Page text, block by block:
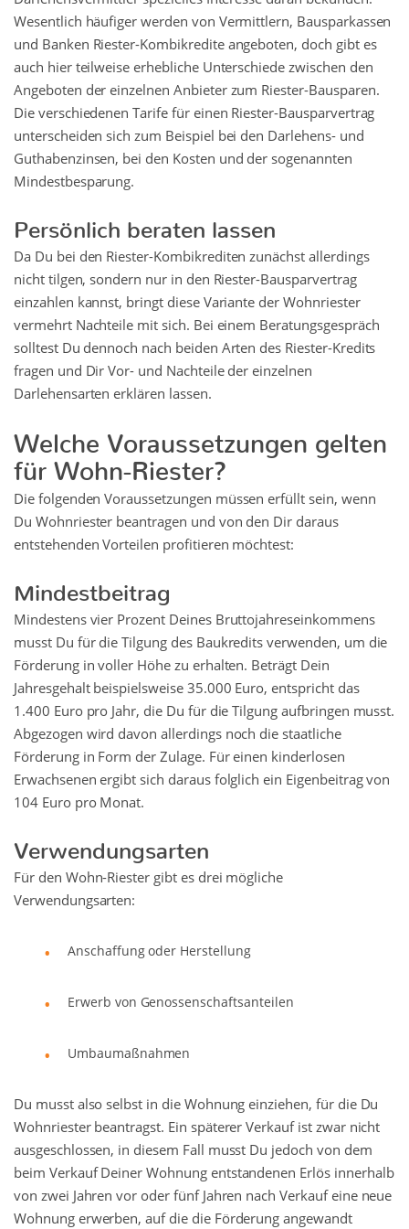
Wesentlich häufiger werden von Vermittlern, Bausparkassen
und Banken Riester-Kombikredite angeboten, doch gibt es
auch hier teilweise erhebliche Unterschiede zwischen den
Angeboten der einzelnen Anbieter zum Riester-Bausparen.
Die verschiedenen Tarife für einen Riester-Bausparvertrag
unterscheiden sich zum Beispiel bei den Darlehens- und
Guthabenzinsen, bei den Kosten und der sogenannten
Mindestbesparung.
Persönlich beraten lassen
Da Du bei den Riester-Kombikrediten zunächst allerdings
nicht tilgen, sondern nur in den Riester-Bausparvertrag
einzahlen kannst, bringt diese Variante der Wohnriester
vermehrt Nachteile mit sich. Bei einem Beratungsgespräch
solltest Du dennoch nach beiden Arten des Riester-Kredits
fragen und Dir Vor- und Nachteile der einzelnen
Darlehensarten erklären lassen.
Welche Voraussetzungen gelten
für Wohn-Riester?
Die folgenden Voraussetzungen müssen erfüllt sein, wenn
Du Wohnriester beantragen und von den Dir daraus
entstehenden Vorteilen profitieren möchtest:
Mindestbeitrag
Mindestens vier Prozent Deines Bruttojahreseinkommens
musst Du für die Tilgung des Baukredits verwenden, um die
Förderung in voller Höhe zu erhalten. Beträgt Dein
Jahresgehalt beispielsweise 35.000 Euro, entspricht das
1.400 Euro pro Jahr, die Du für die Tilgung aufbringen musst.
Abgezogen wird davon allerdings noch die staatliche
Förderung in Form der Zulage. Für einen kinderlosen
Erwachsenen ergibt sich daraus folglich ein Eigenbeitrag von
104 Euro pro Monat.
Verwendungsarten
Für den Wohn-Riester gibt es drei mögliche
Verwendungsarten:
Anschaffung oder Herstellung
Erwerb von Genossenschaftsanteilen
Umbaumaßnahmen
Du musst also selbst in die Wohnung einziehen, für die Du
Wohnriester beantragst. Ein späterer Verkauf ist zwar nicht
ausgeschlossen, in diesem Fall musst Du jedoch von dem
beim Verkauf Deiner Wohnung entstandenen Erlös innerhalb
von zwei Jahren vor oder fünf Jahren nach Verkauf eine neue
Wohnung erwerben, auf die die Förderung angewandt